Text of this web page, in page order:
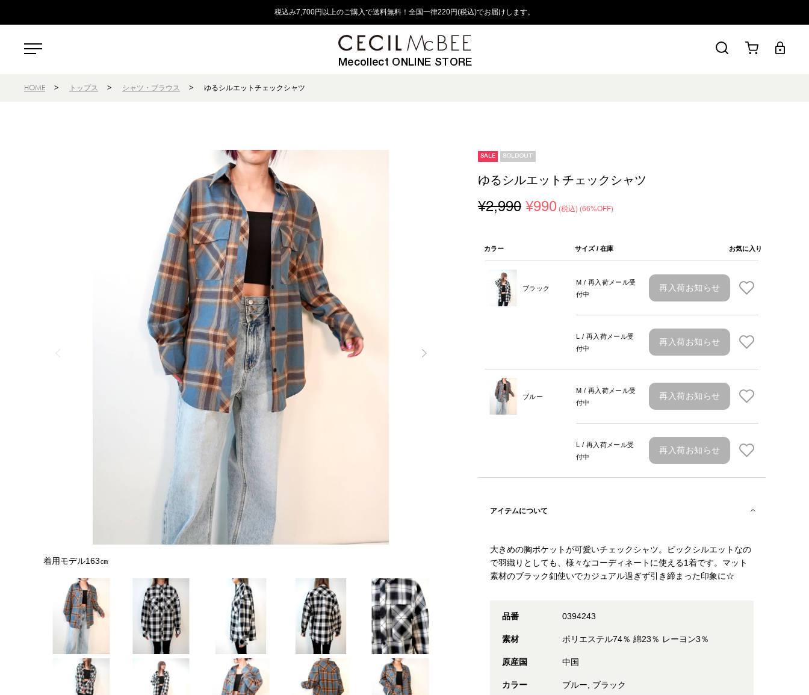
税込み7,700円以上のご購入で送料無料！全国一律220円(税込)でお届けします。
Mecollect ONLINE STORE
HOME > トップス > シャツ・ブラウス > ゆるシルエットチェックシャツ
着用モデル163㎝
SALE SOLDOUT
ゆるシルエットチェックシャツ
¥2,990 ¥990 (税込) (66%OFF)
カラー サイズ / 在庫 お気に入り
ブラック
M / 再入荷メール受
付中
再入荷お知らせ
L / 再入荷メール受
付中
再入荷お知らせ
ブルー
M / 再入荷メール受
付中
再入荷お知らせ
L / 再入荷メール受
付中
再入荷お知らせ
アイテムについて
大きめの胸ポケットが可愛いチェックシャツ。ビックシルエットなの
で羽織りとしても、様々なコーディネートに使える1着です。マット
素材のブラック釦使いでカジュアル過ぎず引き締まった印象に☆
品番 0394243
素材 ポリエステル74％ 綿23％ レーヨン3％
原産国 中国
カラー ブルー, ブラック